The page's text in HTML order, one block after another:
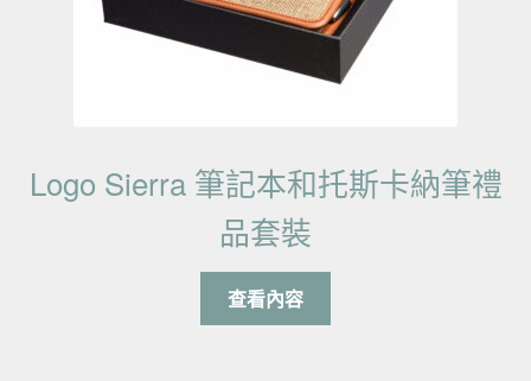
Logo Sierra 筆記本和托斯卡納筆禮
品套裝
查看內容